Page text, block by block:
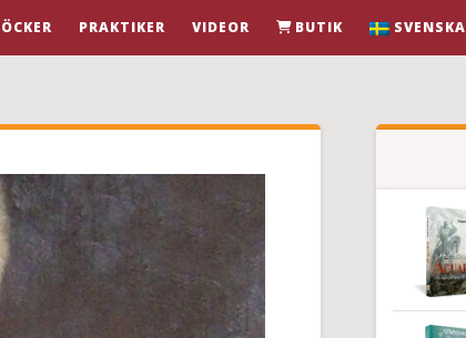
PRAKTIKER VIDEOR BUTIK SVENSKA